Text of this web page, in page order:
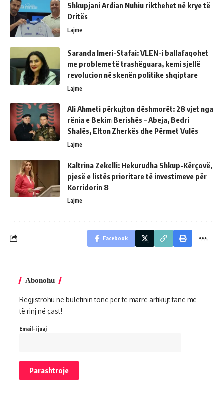
Shkupjani Ardian Nuhiu rikthehet në krye të
Dritës
Lajme
Saranda Imeri-Stafai: VLEN-i ballafaqohet
me probleme të trashëguara, kemi sjellë
revolucion në skenën politike shqiptare
Lajme
Ali Ahmeti përkujton dëshmorët: 28 vjet nga
rënia e Bekim Berishës – Abeja, Bedri
Shalës, Elton Zherkës dhe Përmet Vulës
Lajme
Kaltrina Zekolli: Hekurudha Shkup-Kërçovë,
pjesë e listës prioritare të investimeve për
Korridorin 8
Lajme
Facebook
Abonohu
Regjistrohu në buletinin tonë për të marrë artikujt tanë më
të rinj në çast!
Email-i juaj